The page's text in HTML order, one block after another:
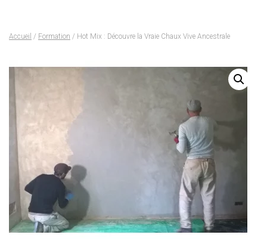
Accueil / Formation / Hot Mix : Découvre la Vraie Chaux Vive Ancestrale